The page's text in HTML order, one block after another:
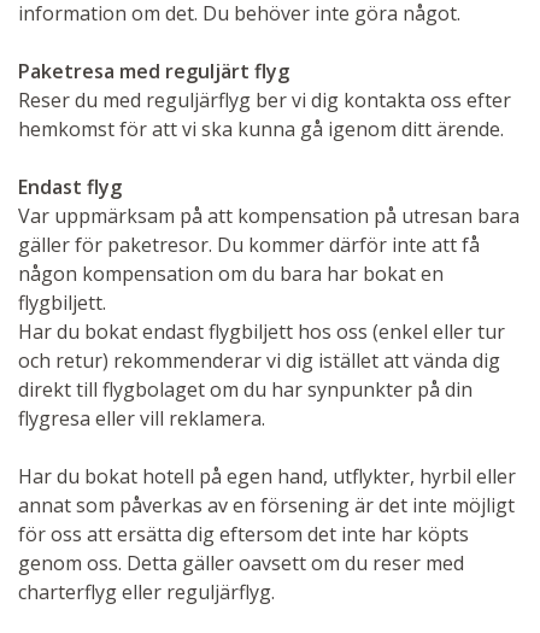
information om det. Du behöver inte göra något.
Paketresa med reguljärt flyg
Reser du med reguljärflyg ber vi dig kontakta oss efter
hemkomst för att vi ska kunna gå igenom ditt ärende.
Endast flyg
Var uppmärksam på att kompensation på utresan bara
gäller för paketresor. Du kommer därför inte att få
någon kompensation om du bara har bokat en
flygbiljett.
Har du bokat endast flygbiljett hos oss (enkel eller tur
och retur) rekommenderar vi dig istället att vända dig
direkt till flygbolaget om du har synpunkter på din
flygresa eller vill reklamera.
Har du bokat hotell på egen hand, utflykter, hyrbil eller
annat som påverkas av en försening är det inte möjligt
för oss att ersätta dig eftersom det inte har köpts
genom oss. Detta gäller oavsett om du reser med
charterflyg eller reguljärflyg.